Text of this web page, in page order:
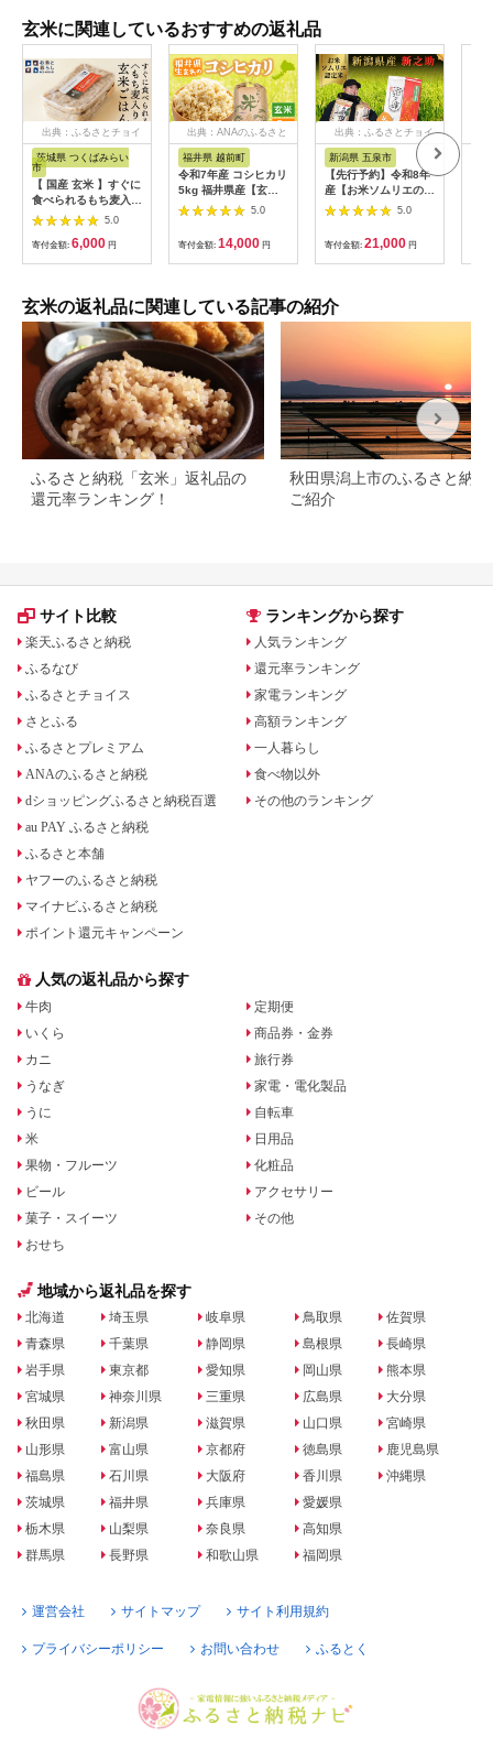
玄米に関連しているおすすめの返礼品
出典：ふるさとチョイ
茨城県 つくばみらい
市
【 国産 玄米 】すぐに
食べられるもち麦入り
玄米 ごはん （ 200g
× 3パック ） お米と
暮らし すぐに食べら
れる 玄米 ごはん 国産
5.0
寄付金額: 6,000 円
出典：ANAのふるさと
福井県 越前町
令和7年産 コシヒカリ
5kg 福井県産【玄
米】【お米 こしひか
り 5キロ 人気品種】
[e30-a096]
5.0
寄付金額: 14,000 円
出典：ふるさとチョイ
新潟県 五泉市
【先行予約】令和8年
産【お米ソムリエのお
米】新之助 玄米
5kg（5kg×1袋）新潟
県 五泉市 エバーグリ
ーン農場
5.0
寄付金額: 21,000 円
玄米の返礼品に関連している記事の紹介
ふるさと納税「玄米」返礼品の
還元率ランキング！
秋田県潟上市のふるさと納税
ご紹介
サイト比較
楽天ふるさと納税
ふるなび
ふるさとチョイス
さとふる
ふるさとプレミアム
ANAのふるさと納税
dショッピングふるさと納税百選
au PAY ふるさと納税
ふるさと本舗
ヤフーのふるさと納税
マイナビふるさと納税
ポイント還元キャンペーン
ランキングから探す
人気ランキング
還元率ランキング
家電ランキング
高額ランキング
一人暮らし
食べ物以外
その他のランキング
人気の返礼品から探す
牛肉
いくら
カニ
うなぎ
うに
米
果物・フルーツ
ビール
菓子・スイーツ
おせち
定期便
商品券・金券
旅行券
家電・電化製品
自転車
日用品
化粧品
アクセサリー
その他
地域から返礼品を探す
北海道
青森県
岩手県
宮城県
秋田県
山形県
福島県
茨城県
栃木県
群馬県
埼玉県
千葉県
東京都
神奈川県
新潟県
富山県
石川県
福井県
山梨県
長野県
岐阜県
静岡県
愛知県
三重県
滋賀県
京都府
大阪府
兵庫県
奈良県
和歌山県
鳥取県
島根県
岡山県
広島県
山口県
徳島県
香川県
愛媛県
高知県
福岡県
佐賀県
長崎県
熊本県
大分県
宮崎県
鹿児島県
沖縄県
運営会社 サイトマップ サイト利用規約
プライバシーポリシー お問い合わせ ふるとく